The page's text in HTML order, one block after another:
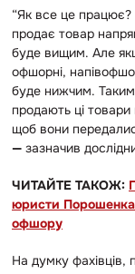
“Як все це працює?
продає товар
буде вищим. Але
офшорні,
буде нижчим.
продають ці
щоб вони
— зазначив
ЧИТАЙТЕ ТАКОЖ:
юристи Порошенка
офшору
На думку